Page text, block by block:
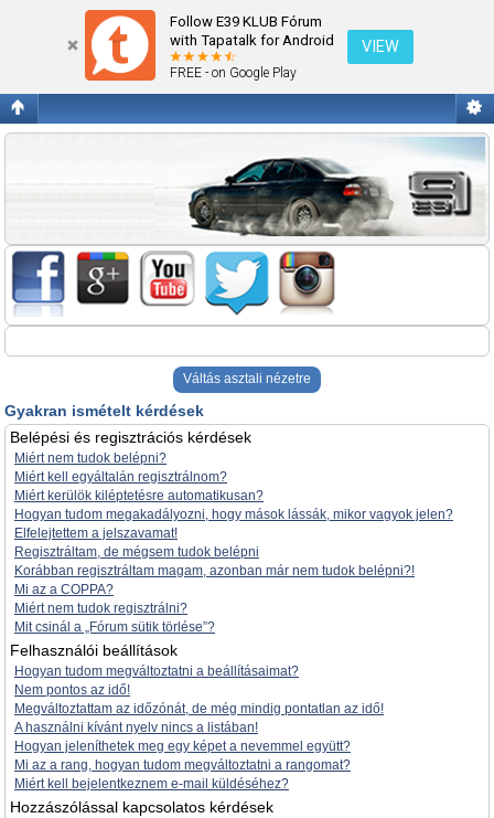
Follow E39 KLUB Fórum
with Tapatalk for Android
FREE - on Google Play
VIEW
Gyakran ismételt kérdések
Váltás asztali nézetre
Gyakran ismételt kérdések
Belépési és regisztrációs kérdések
Miért nem tudok belépni?
Miért kell egyáltalán regisztrálnom?
Miért kerülök kiléptetésre automatikusan?
Hogyan tudom megakadályozni, hogy mások lássák, mikor vagyok jelen?
Elfelejtettem a jelszavamat!
Regisztráltam, de mégsem tudok belépni
Korábban regisztráltam magam, azonban már nem tudok belépni?!
Mi az a COPPA?
Miért nem tudok regisztrálni?
Mit csinál a „Fórum sütik törlése”?
Felhasználói beállítások
Hogyan tudom megváltoztatni a beállításaimat?
Nem pontos az idő!
Megváltoztattam az időzónát, de még mindig pontatlan az idő!
A használni kívánt nyelv nincs a listában!
Hogyan jeleníthetek meg egy képet a nevemmel együtt?
Mi az a rang, hogyan tudom megváltoztatni a rangomat?
Miért kell bejelentkeznem e-mail küldéséhez?
Hozzászólással kapcsolatos kérdések